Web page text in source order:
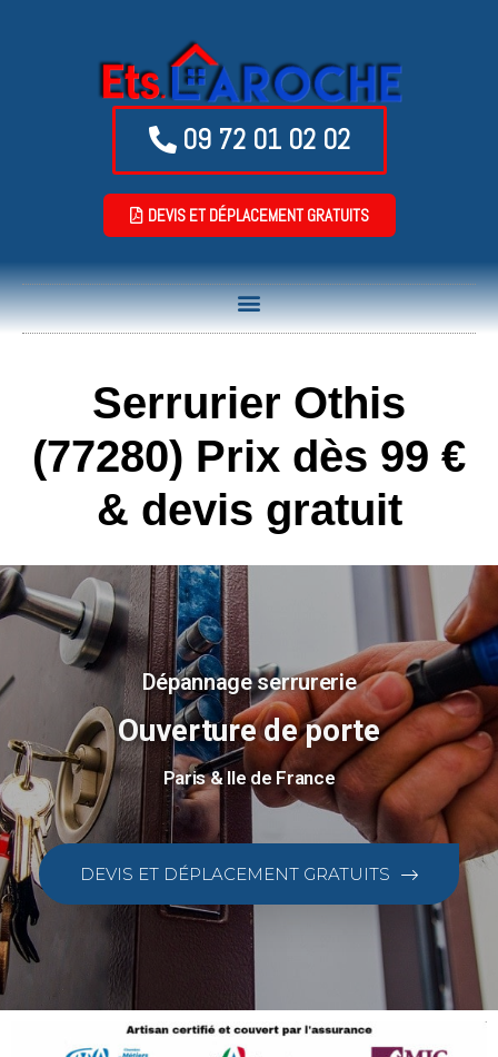
09 72 01 02 02
DEVIS ET DÉPLACEMENT GRATUITS
Serrurier Othis
(77280) Prix dès 99 €
& devis gratuit
Dépannage serrurerie
Ouverture de porte
Paris & Ile de France
DEVIS ET DÉPLACEMENT GRATUITS